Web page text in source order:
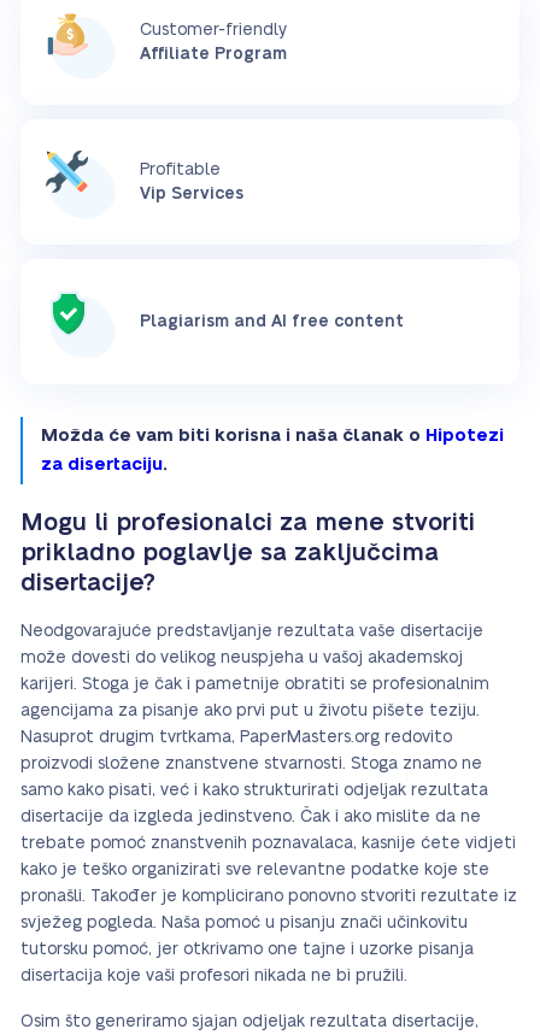
Customer-friendly
Affiliate Program
Profitable
Vip Services
Plagiarism and AI free content
Možda će vam biti korisna i naša članak o Hipotezi
za disertaciju.
Mogu li profesionalci za mene stvoriti
prikladno poglavlje sa zaključcima
disertacije?
Neodgovarajuće predstavljanje rezultata vaše disertacije
može dovesti do velikog neuspjeha u vašoj akademskoj
karijeri. Stoga je čak i pametnije obratiti se profesionalnim
agencijama za pisanje ako prvi put u životu pišete teziju.
Nasuprot drugim tvrtkama, PaperMasters.org redovito
proizvodi složene znanstvene stvarnosti. Stoga znamo ne
samo kako pisati, već i kako strukturirati odjeljak rezultata
disertacije da izgleda jedinstveno. Čak i ako mislite da ne
trebate pomoć znanstvenih poznavalaca, kasnije ćete vidjeti
kako je teško organizirati sve relevantne podatke koje ste
pronašli. Također je komplicirano ponovno stvoriti rezultate iz
svježeg pogleda. Naša pomoć u pisanju znači učinkovitu
tutorsku pomoć, jer otkrivamo one tajne i uzorke pisanja
disertacija koje vaši profesori nikada ne bi pružili.
Osim što generiramo sjajan odjeljak rezultata disertacije,